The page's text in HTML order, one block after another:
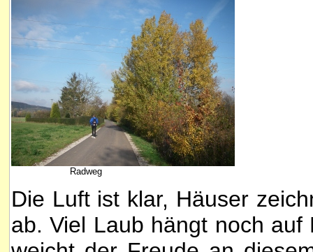
Radweg
Die Luft ist klar, Häuser
ab. Viel Laub hängt noch